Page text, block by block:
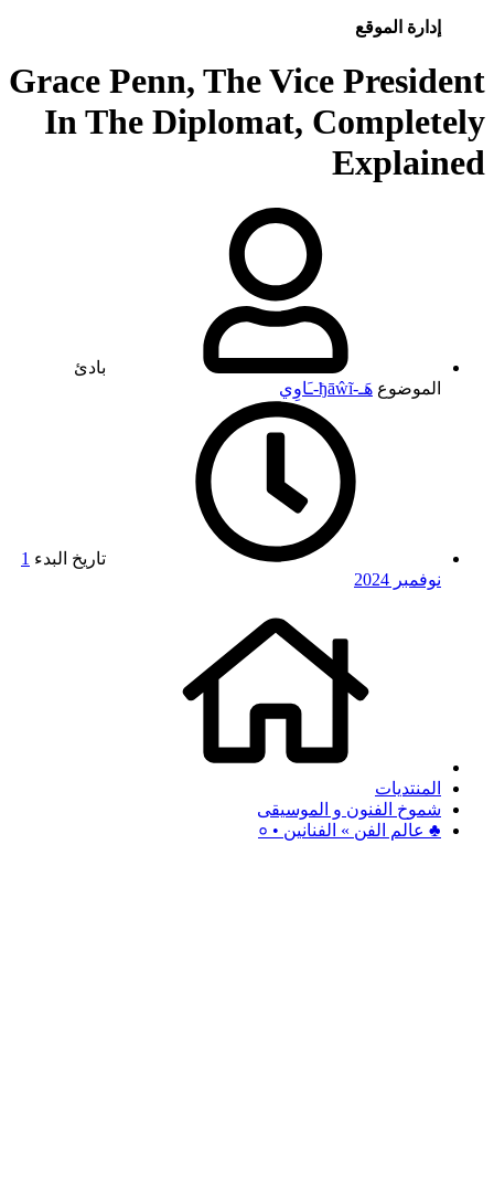
إدارة الموقع
Grace Penn, The Vice President
In The Diplomat, Completely
Explained
بادئ
الموضوع هَـ-ђāŵĩ-ـَاوِي
تاريخ البدء 1
نوفمبر 2024
المنتديات
شموخ الفنون و الموسيقى
♣ عالم الفن » الفنانين • ०